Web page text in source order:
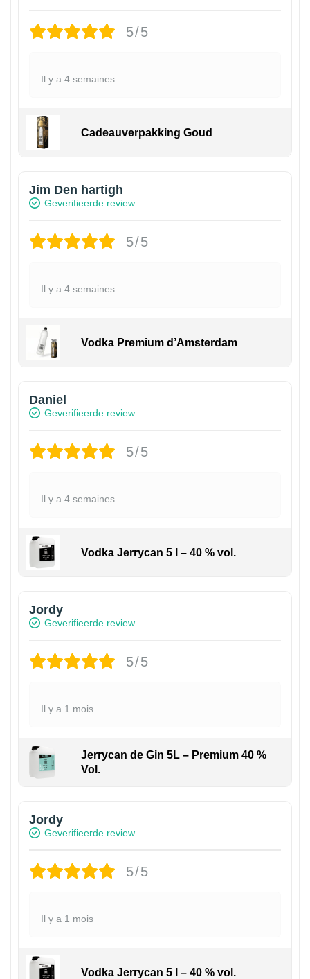
5/5
Il y a 4 semaines
Cadeauverpakking Goud
Jim Den hartigh
Geverifieerde review
5/5
Il y a 4 semaines
Vodka Premium d’Amsterdam
Daniel
Geverifieerde review
5/5
Il y a 4 semaines
Vodka Jerrycan 5 l – 40 % vol.
Jordy
Geverifieerde review
5/5
Il y a 1 mois
Jerrycan de Gin 5L – Premium 40 %
Vol.
Jordy
Geverifieerde review
5/5
Il y a 1 mois
Vodka Jerrycan 5 l – 40 % vol.